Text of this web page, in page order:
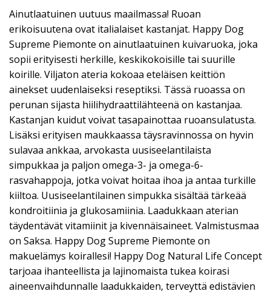
Ainutlaatuinen uutuus maailmassa! Ruoan
erikoisuutena ovat italialaiset kastanjat. Happy Dog
Supreme Piemonte on ainutlaatuinen kuivaruoka, joka
sopii erityisesti herkille, keskikokoisille tai suurille
koirille. Viljaton ateria kokoaa eteläisen keittiön
ainekset uudenlaiseksi reseptiksi. Tässä ruoassa on
perunan sijasta hiilihydraattilähteenä on kastanjaa.
Kastanjan kuidut voivat tasapainottaa ruoansulatusta.
Lisäksi erityisen maukkaassa täysravinnossa on hyvin
sulavaa ankkaa, arvokasta uusiseelantilaista
simpukkaa ja paljon omega-3- ja omega-6-
rasvahappoja, jotka voivat hoitaa ihoa ja antaa turkille
kiiltoa. Uusiseelantilainen simpukka sisältää tärkeää
kondroitiinia ja glukosamiinia. Laadukkaan aterian
täydentävät vitamiinit ja kivennäisaineet. Valmistusmaa
on Saksa. Happy Dog Supreme Piemonte on
makuelämys koirallesi! Happy Dog Natural Life Concept
tarjoaa ihanteellista ja lajinomaista tukea koirasi
aineenvaihdunnalle laadukkaiden, terveyttä edistävien